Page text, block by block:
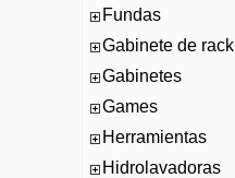
Fundas
Gabinete de rack
Gabinetes
Games
Herramientas
Hidrolavadoras